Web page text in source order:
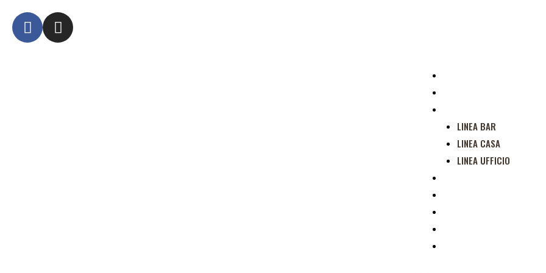
LINEA BAR
LINEA CASA
LINEA UFFICIO